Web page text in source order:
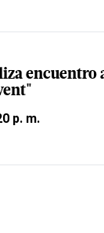
encuentro
p. m.